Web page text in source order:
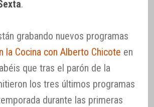
.
grabando nuevos programas
la Cocina con Alberto Chicote en
que tras el parón de la
los tres últimos programas
durante las primeras